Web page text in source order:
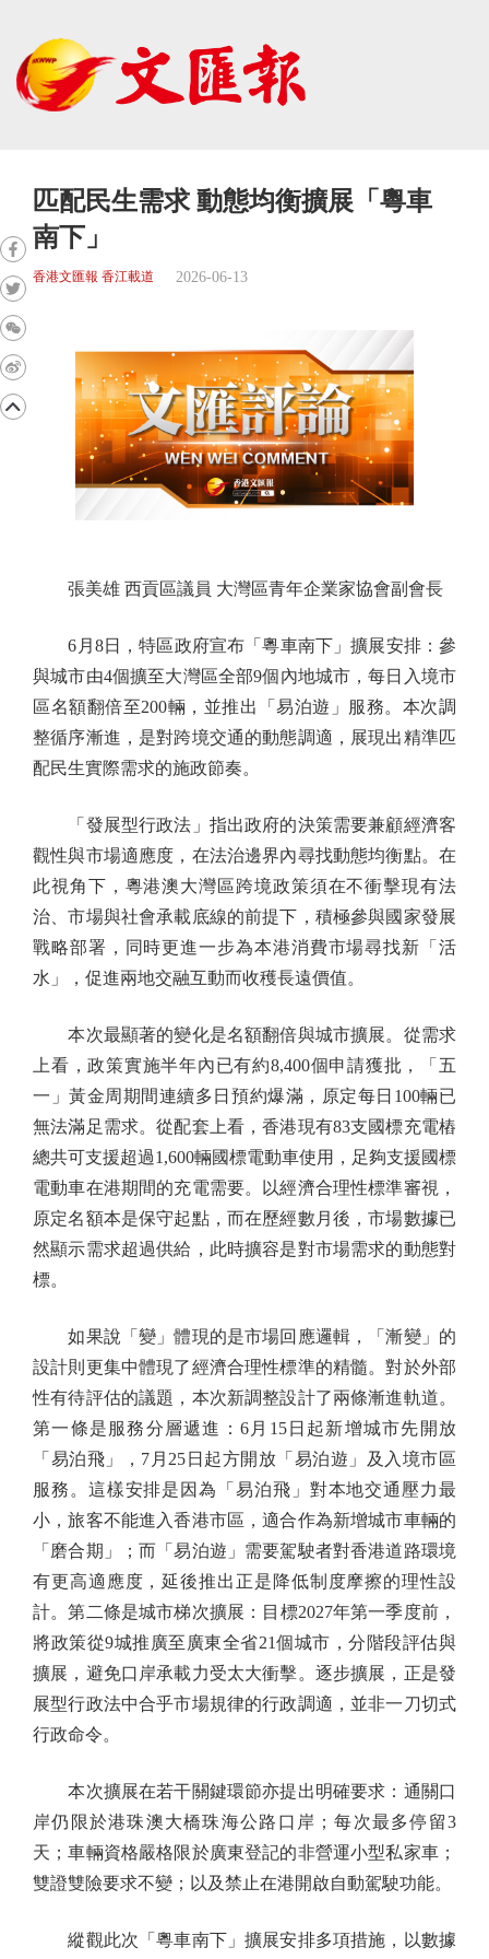
匹配民生需求 動態均衡擴展「粵車
南下」
香港文匯報 香江載道 2026-06-13
張美雄 西貢區議員 大灣區青年企業家協會副會長
6月8日，特區政府宣布「粵車南下」擴展安排：參
與城市由4個擴至大灣區全部9個內地城市，每日入境市
區名額翻倍至200輛，並推出「易泊遊」服務。本次調
整循序漸進，是對跨境交通的動態調適，展現出精準匹
配民生實際需求的施政節奏。
「發展型行政法」指出政府的決策需要兼顧經濟客
觀性與市場適應度，在法治邊界內尋找動態均衡點。在
此視角下，粵港澳大灣區跨境政策須在不衝擊現有法
治、市場與社會承載底線的前提下，積極參與國家發展
戰略部署，同時更進一步為本港消費市場尋找新「活
水」，促進兩地交融互動而收穫長遠價值。
本次最顯著的變化是名額翻倍與城市擴展。從需求
上看，政策實施半年內已有約8,400個申請獲批，「五
一」黃金周期間連續多日預約爆滿，原定每日100輛已
無法滿足需求。從配套上看，香港現有83支國標充電樁
總共可支援超過1,600輛國標電動車使用，足夠支援國標
電動車在港期間的充電需要。以經濟合理性標準審視，
原定名額本是保守起點，而在歷經數月後，市場數據已
然顯示需求超過供給，此時擴容是對市場需求的動態對
標。
如果說「變」體現的是市場回應邏輯，「漸變」的
設計則更集中體現了經濟合理性標準的精髓。對於外部
性有待評估的議題，本次新調整設計了兩條漸進軌道。
第一條是服務分層遞進：6月15日起新增城市先開放
「易泊飛」，7月25日起方開放「易泊遊」及入境市區
服務。這樣安排是因為「易泊飛」對本地交通壓力最
小，旅客不能進入香港市區，適合作為新增城市車輛的
「磨合期」；而「易泊遊」需要駕駛者對香港道路環境
有更高適應度，延後推出正是降低制度摩擦的理性設
計。第二條是城市梯次擴展：目標2027年第一季度前，
將政策從9城推廣至廣東全省21個城市，分階段評估與
擴展，避免口岸承載力受太大衝擊。逐步擴展，正是發
展型行政法中合乎市場規律的行政調適，並非一刀切式
行政命令。
本次擴展在若干關鍵環節亦提出明確要求：通關口
岸仍限於港珠澳大橋珠海公路口岸；每次最多停留3
天；車輛資格嚴格限於廣東登記的非營運小型私家車；
雙證雙險要求不變；以及禁止在港開啟自動駕駛功能。
縱觀此次「粵車南下」擴展安排多項措施，以數據